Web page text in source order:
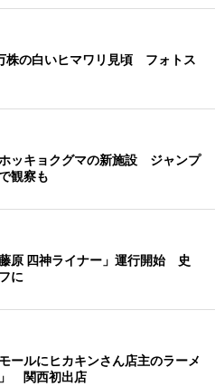
株の白いヒマワリ見頃 フォトス
ッキョクグマの新施設 ジャンプ
観察も
原 四神ライナー」運行開始 史
に
ールにヒカキンさん店主のラーメ
関西初出店